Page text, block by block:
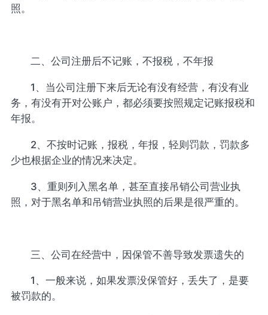
照。
二、公司注册后不记账，不报税，不年报
1、当公司注册下来后无论有没有经营，有没有业
务，有没有开对公账户，都必须要按照规定记账报税和
年报。
2、不按时记账，报税，年报，轻则罚款，罚款多
少也根据企业的情况来决定。
3、重则列入黑名单，甚至直接吊销公司营业执
照，对于黑名单和吊销营业执照的后果是很严重的。
三、公司在经营中，因保管不善导致发票遗失的
1、一般来说，如果发票没保管好，丢失了，是要
被罚款的。